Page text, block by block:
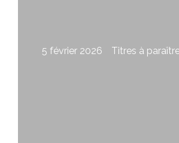
5 février 2026 Titres à